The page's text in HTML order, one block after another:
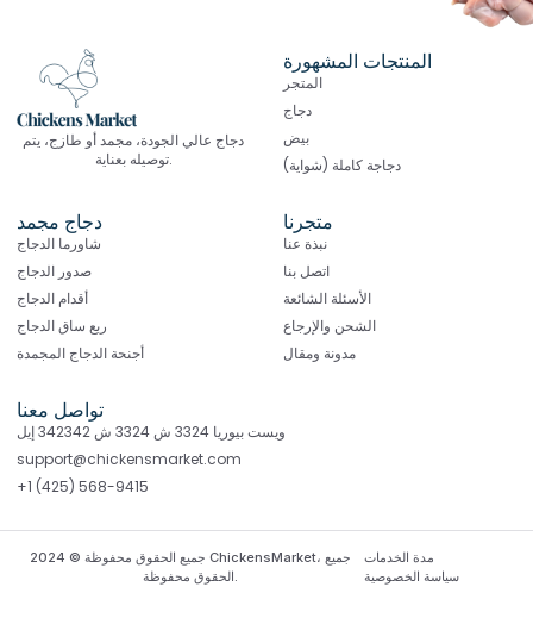
دجاج عالي الجودة، مجمد أو طازج، يتم
توصيله بعناية.
المنتجات المشهورة
المتجر
دجاج
بيض
دجاجة كاملة (شواية)
دجاج مجمد
شاورما الدجاج
صدور الدجاج
أقدام الدجاج
ربع ساق الدجاج
أجنحة الدجاج المجمدة
متجرنا
نبذة عنا
اتصل بنا
الأسئلة الشائعة
الشحن والإرجاع
مدونة ومقال
تواصل معنا
ويست بيوريا 3324 ش 3324 ش 342342 إيل
support@chickensmarket.com
+1 (425) 568-9415
جميع الحقوق محفوظة © 2024 ChickensMarket، جميع
مدة الخدمات
سياسة الخصوصية